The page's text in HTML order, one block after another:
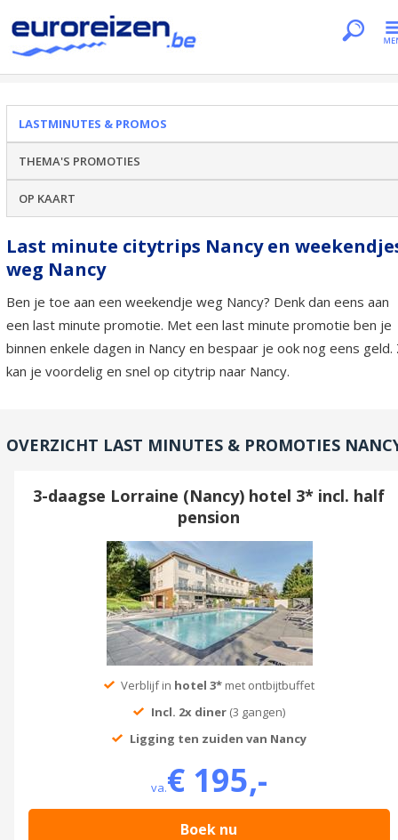
LASTMINUTES & PROMOS
THEMA'S PROMOTIES
OP KAART
Last minute citytrips Nancy en
weg Nancy
Ben je toe aan een weekendje weg Nancy? Denk dan eens aan
een last minute promotie. Met een last minute promotie ben je
binnen enkele dagen in Nancy en bespaar je ook nog eens geld.
kan je voordelig en snel op citytrip naar Nancy.
OVERZICHT LAST MINUTES & PROMOTIES
3-daagse Lorraine (Nancy) hotel 3* incl. half
pension
Verblijf in hotel 3* met ontbijtbuffet
Incl. 2x diner (3 gangen)
Ligging ten zuiden van Nancy
va.€ 195,-
Boek nu